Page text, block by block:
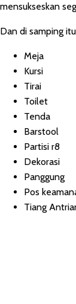
mensukseskan
Dan di samping
Meja
Kursi
Tirai
Toilet
Tenda
Barstool
Partisi r8
Dekorasi
Panggung
Pos
Tiang